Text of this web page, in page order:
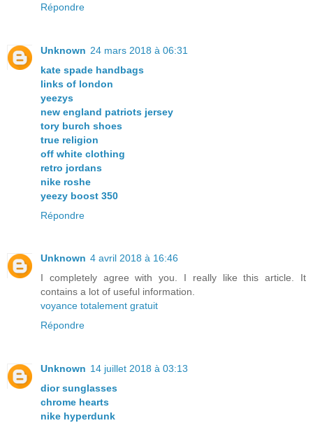
Répondre
Unknown 24 mars 2018 à 06:31
kate spade handbags
links of london
yeezys
new england patriots jersey
tory burch shoes
true religion
off white clothing
retro jordans
nike roshe
yeezy boost 350
Répondre
Unknown 4 avril 2018 à 16:46
I completely agree with you. I really like this article. It
contains a lot of useful information.
voyance totalement gratuit
Répondre
Unknown 14 juillet 2018 à 03:13
dior sunglasses
chrome hearts
nike hyperdunk